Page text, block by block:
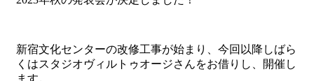
新宿文化センターの改修工事が始まり、今回以降しばら
くはスタジオヴィルトゥオージさんをお借りし、開催し
ます。